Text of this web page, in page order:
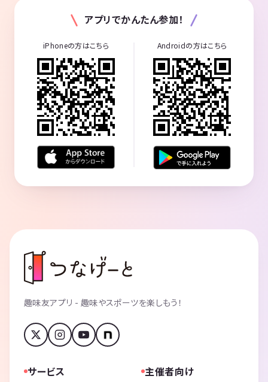
アプリでかんたん参加！
iPhoneの方はこちら Androidの方はこちら
趣味友アプリ - 趣味やスポーツを楽しもう！
サービス 主催者向け